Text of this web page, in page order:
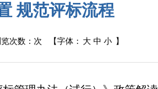
规范评标流程
次数： 次 【字体： 大 中 小 】